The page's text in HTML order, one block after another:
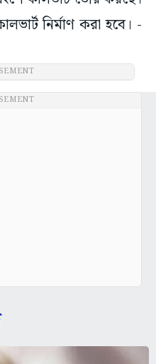
নির্মাণ করা হবে। -